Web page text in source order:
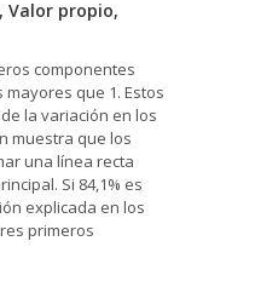
Valor propio,
componentes
que 1. Estos
la variación en los
muestra que los
una línea recta
Si 84,1% es
explicada en los
primeros